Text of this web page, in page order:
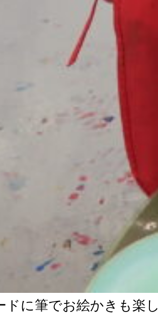
ドに筆でお絵かきも楽